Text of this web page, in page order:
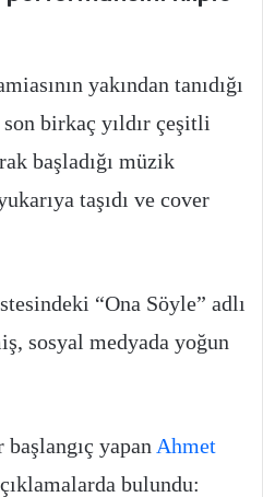
yakından tanıdığı
birkaç yıldır çeşitli
başladığı müzik
taşıdı ve cover
“Ona Söyle” adlı
sosyal medyada yoğun
yapan Ahmet
bulundu: